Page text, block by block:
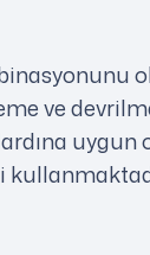
ve